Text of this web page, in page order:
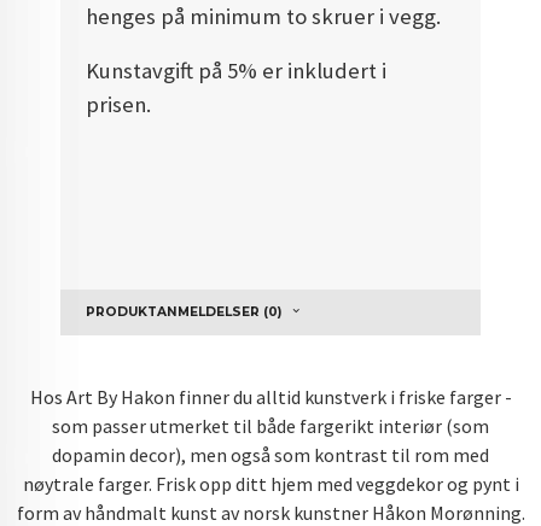
henges på minimum to skruer i vegg.
Kunstavgift på 5% er inkludert i
prisen.
PRODUKTANMELDELSER (0)
Hos Art By Hakon finner du alltid kunstverk i friske farger -
som passer utmerket til både fargerikt interiør (som
dopamin decor), men også som kontrast til rom med
nøytrale farger. Frisk opp ditt hjem med veggdekor og pynt i
form av håndmalt kunst av norsk kunstner Håkon Morønning.